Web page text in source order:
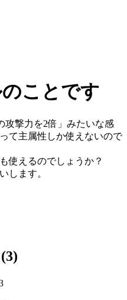
ことです
攻撃力を2倍」みたいな感
て主属性しか使えないので
使えるのでしょうか？
します。